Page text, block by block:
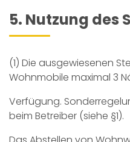
5. Nutzung des
(1) Die ausgewiesenen
Wohnmobile maximal 3
Verfügung.
beim Betreiber (siehe §1).